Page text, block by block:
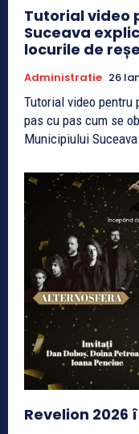
Tutorial video
Suceava
locurile de
Administratie 26
Tutorial video pentru
pas cu pas cum se obțin
Municipiului
Revelion 2026